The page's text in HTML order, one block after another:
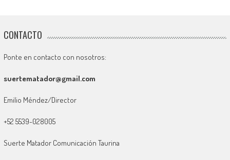
CONTACTO
Ponte en contacto con nosotros:
suertematador@gmail.com
Emilio Méndez/Director
+52 5539-028005
Suerte Matador Comunicación Taurina